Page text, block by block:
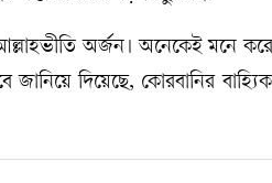
অর্জন। অনেকেই মনে
দিয়েছে, কোরবানির